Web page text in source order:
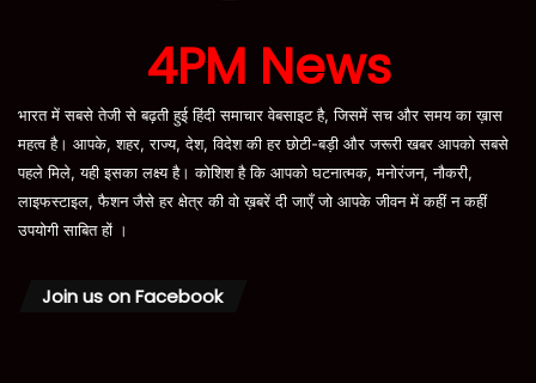
4PM News
भारत में सबसे तेजी से बढ़ती हुई हिंदी समाचार वेबसाइट है, जिसमें सच और समय का ख़ास
महत्व है। आपके, शहर, राज्य, देश, विदेश की हर छोटी-बड़ी और जरूरी खबर आपको सबसे
पहले मिले, यही इसका लक्ष्य है। कोशिश है कि आपको घटनात्मक, मनोरंजन, नौकरी,
लाइफस्टाइल, फैशन जैसे हर क्षेत्र की वो ख़बरें दी जाएँ जो आपके जीवन में कहीं न कहीं
उपयोगी साबित हों ।
Join us on Facebook